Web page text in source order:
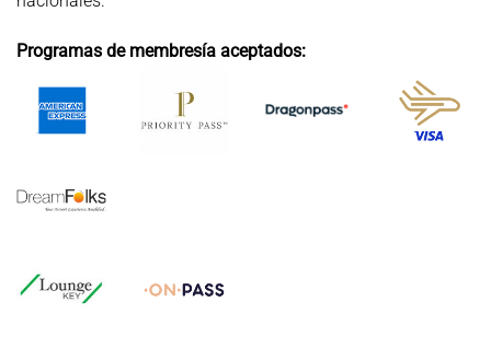
Programas de membresía aceptados: